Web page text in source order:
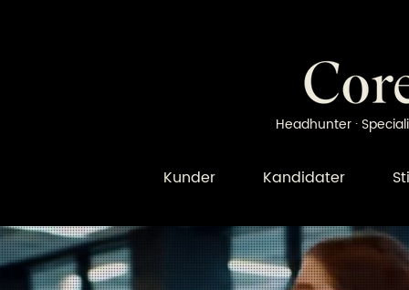
Headhunter ·
Kunder Kandidater